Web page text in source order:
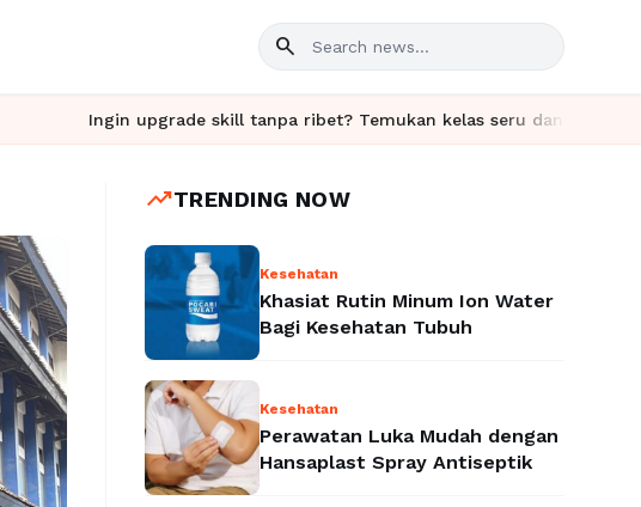
search
Ingin upgrade skill tanpa ribet? Temukan kelas seru dan materi lengkap
trending_upTRENDING NOW
Kesehatan
Khasiat Rutin Minum Ion Water
Bagi Kesehatan Tubuh
Kesehatan
Perawatan Luka Mudah dengan
Hansaplast Spray Antiseptik